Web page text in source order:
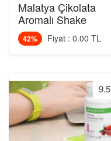
Malatya Çikolata
Aromalı Shake
42% Fiyat : 0.00 TL
9.5